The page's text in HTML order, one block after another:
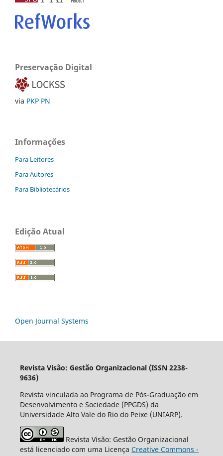
Preservação Digital
via PKP PN
Informações
Para Leitores
Para Autores
Para Bibliotecários
Edição Atual
Open Journal Systems
Revista Visão: Gestão Organizacional (ISSN 2238-
9636)
Revista vinculada ao Programa de Pós-Graduação em
Desenvolvimento e Sociedade (PPGDS) da
Universidade Alto Vale do Rio do Peixe (UNIARP).
Revista Visão: Gestão Organizacional
está licenciado com uma Licença Creative Commons -